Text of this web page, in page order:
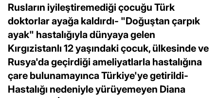
Rusların iyileştiremediği çocuğu Türk
doktorlar ayağa kaldırdı- "Doğuştan çarpık
ayak" hastalığıyla dünyaya gelen
Kırgızistanlı 12 yaşındaki çocuk, ülkesinde ve
Rusya'da geçirdiği ameliyatlarla hastalığına
çare bulunamayınca Türkiye'ye getirildi-
Hastalığı nedeniyle yürüyemeyen Diana